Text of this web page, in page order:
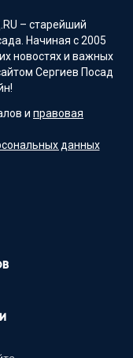
– старейший
Начиная с 2005
новостях и важных
Сергиев Посад
и правовая
данных